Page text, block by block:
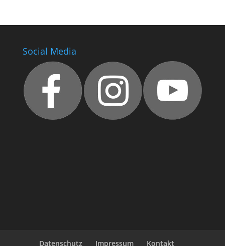
Social Media
Datenschutz Impressum Kontakt